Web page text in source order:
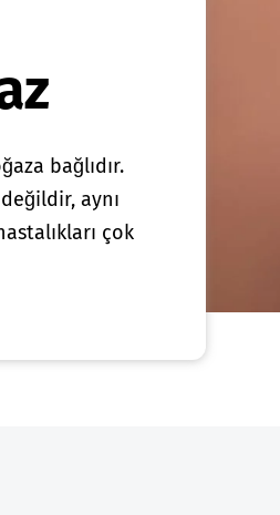
bağlıdır.
aynı
çok